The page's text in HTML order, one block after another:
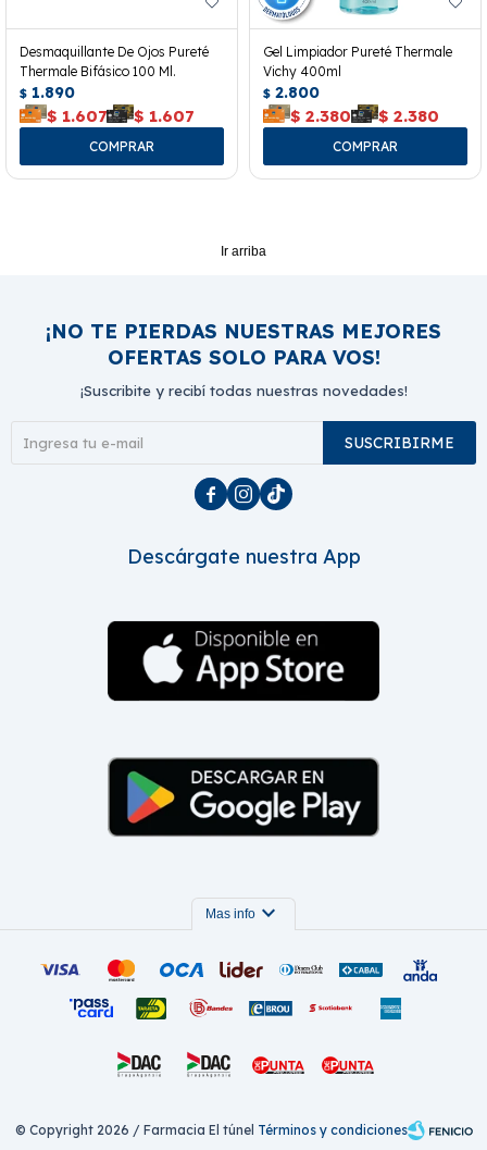
Desmaquillante De Ojos Pureté
Thermale Bifásico 100 Ml.
$ 1.890
$ 1.607 $ 1.607
Gel Limpiador Pureté Thermale
Vichy 400ml
$ 2.800
$ 2.380 $ 2.380
Ir arriba
¡NO TE PIERDAS NUESTRAS MEJORES
OFERTAS SOLO PARA VOS!
¡Suscribite y recibí todas nuestras novedades!
SUSCRIBIRME
  
Descárgate nuestra App
Mas info expand_more
© Copyright 2026 / Farmacia El túnel Términos y condiciones